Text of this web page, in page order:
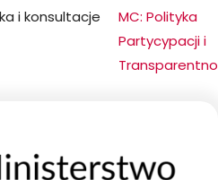
i konsultacje
MC: Polityka
Partycypacji i